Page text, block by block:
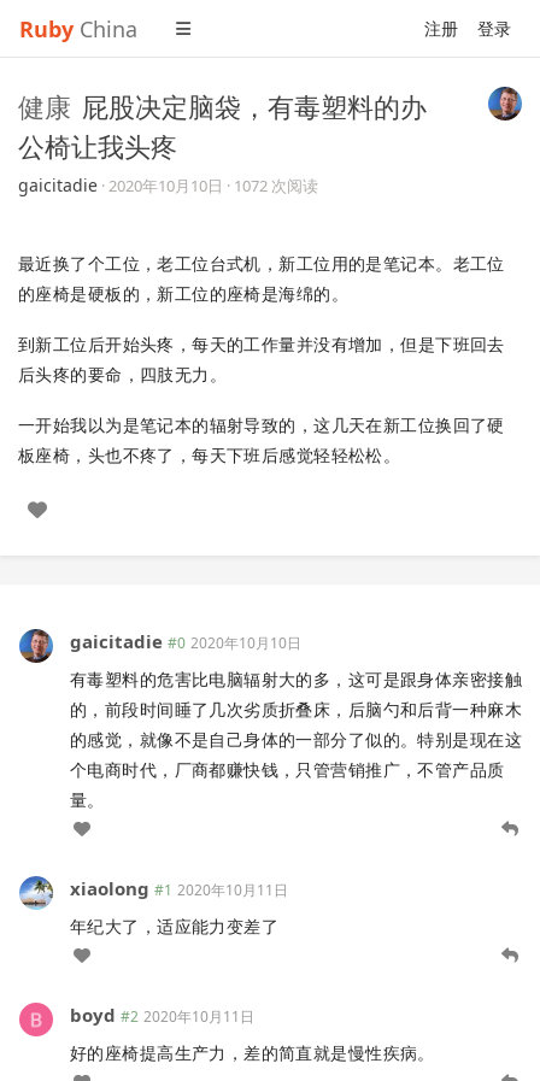
Ruby China 注册 登录
健康 屁股决定脑袋，有毒塑料的办
公椅让我头疼
gaicitadie ·2020年10月10日 · 1072 次阅读
最近换了个工位，老工位台式机，新工位用的是笔记本。老工位
的座椅是硬板的，新工位的座椅是海绵的。
到新工位后开始头疼，每天的工作量并没有增加，但是下班回去
后头疼的要命，四肢无力。
一开始我以为是笔记本的辐射导致的，这几天在新工位换回了硬
板座椅，头也不疼了，每天下班后感觉轻轻松松。
gaicitadie #0 2020年10月10日
有毒塑料的危害比电脑辐射大的多，这可是跟身体亲密接触
的，前段时间睡了几次劣质折叠床，后脑勺和后背一种麻木
的感觉，就像不是自己身体的一部分了似的。特别是现在这
个电商时代，厂商都赚快钱，只管营销推广，不管产品质
量。
xiaolong #1 2020年10月11日
年纪大了，适应能力变差了
boyd #2 2020年10月11日
好的座椅提高生产力，差的简直就是慢性疾病。